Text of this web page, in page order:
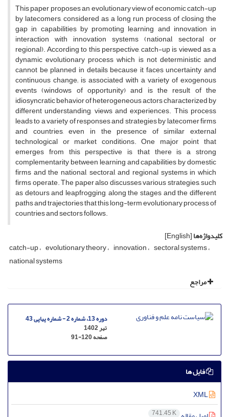
This paper proposes an evolutionary view of economic catch-up
by latecomers, considered as a long run process of closing the
gap in capabilities by promoting learning and innovation in
interaction with innovation systems (national, sectoral or
regional). According to this perspective, catch-up is viewed as a
dynamic evolutionary process which is not deterministic and
cannot be planned in details because it faces uncertainty and
continuous change; is associated with a variety of exogenous
events (windows of opportunity) and is the result of the
idiosyncratic behavior of heterogeneous actors characterized by
different understanding, views and experiences. This process
leads to a variety of responses and strategies by latecomer firms
and countries, even in the presence of similar external
technological or market conditions. One major point that
emerges from this perspective is that there is a strong
complementarity between learning and capabilities by domestic
firms and the national, sectoral, and regional systems in which
firms operate. The paper also discusses various strategies, such
as detours and leapfrogging, along the stages and the different
paths and trajectories that this long-term evolutionary process of
countries and sectors follows.
کلیدواژه‌ها[English]
catch-up evolutionary theory innovation sectoral systems
national systems
مراجع
دوره 13، شماره 2 - شماره پیاپی 43
تیر 1402
صفحه91-120
فایل ها
741.45 K